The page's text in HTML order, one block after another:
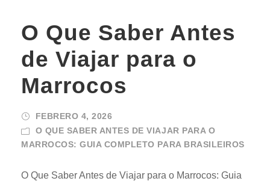
O Que Saber Antes
de Viajar para o
Marrocos
FEBRERO 4, 2026
O QUE SABER ANTES DE VIAJAR PARA O
MARROCOS: GUIA COMPLETO PARA BRASILEIROS
O Que Saber Antes de Viajar para o Marrocos: Guia